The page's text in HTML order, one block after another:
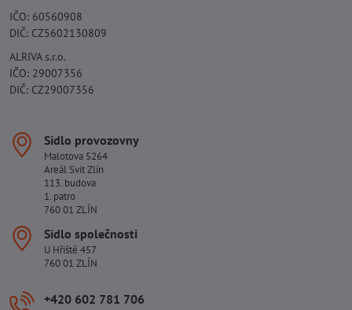
IČO: 60560908
DIČ: CZ5602130809
ALRIVA s.r.o.
IČO: 29007356
DIČ: CZ29007356
Sídlo provozovny
Malotova 5264
Areál Svit Zlín
113. budova
1. patro
760 01 ZLÍN
Sídlo společnosti
U Hřiště 457
760 01 ZLÍN
+420 602 781 706